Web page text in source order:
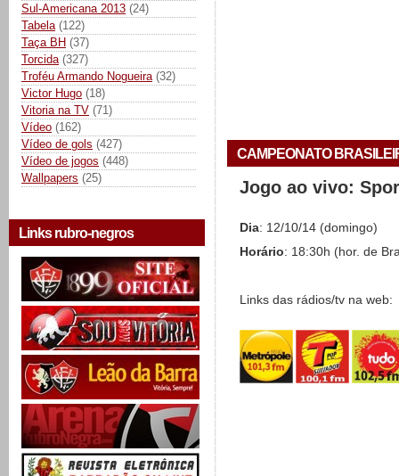
Sul-Americana 2013 (24)
Tabela (122)
Taça BH (37)
Torcida (327)
Troféu Armando Nogueira (32)
Victor Hugo (18)
Vitoria na TV (71)
Vídeo (162)
Vídeo de gols (427)
Vídeo de jogos (448)
Wallpapers (25)
Links rubro-negros
CAMPEONATO
Jogo ao vivo:
Dia: 12/10/14 (domingo)
Horário: 18:30h (hor. de
Links das rádios/tv na web: